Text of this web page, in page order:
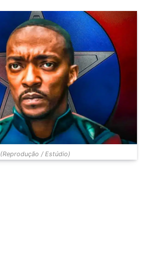
(Reprodução / Estúdio)